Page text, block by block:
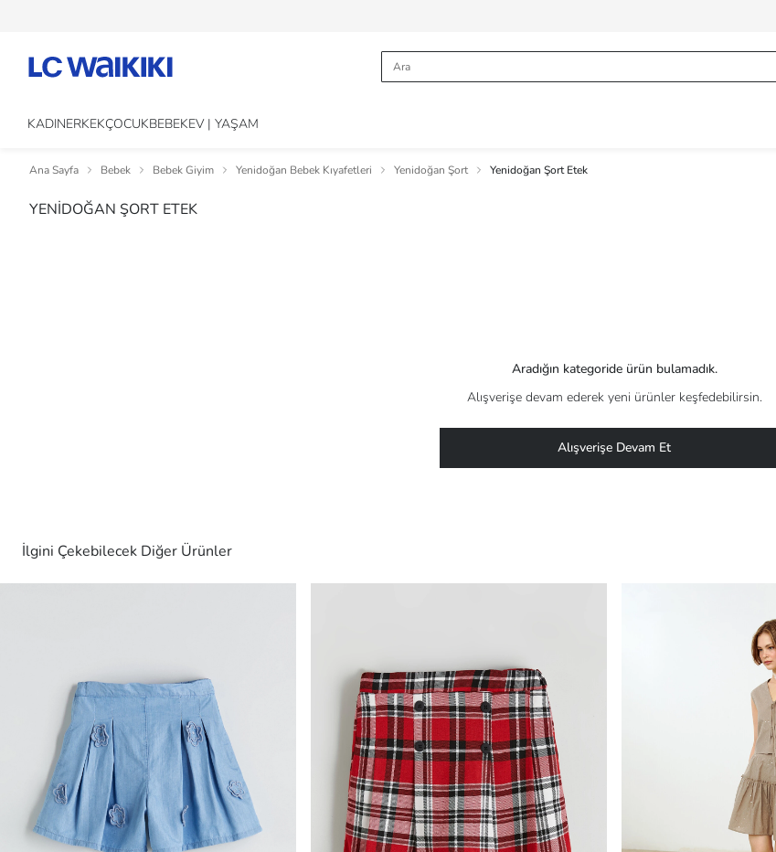
KADINERKEKÇOCUKBEBEKEV | YAŞAM
Ana Sayfa Bebek Bebek Giyim Yenidoğan Bebek Kıyafetleri Yenidoğan Şort Yenidoğan Şort Etek
YENİDOĞAN ŞORT ETEK
Aradığın kategoride ürün bulamadık.
Alışverişe devam ederek yeni ürünler keşfedebilirsin.
Alışverişe Devam Et
İlgini Çekebilecek Diğer Ürünler